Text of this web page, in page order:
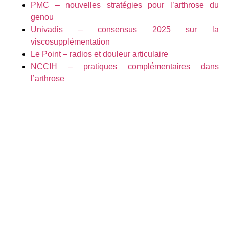
PMC – nouvelles stratégies pour l’arthrose du
genou
Univadis – consensus 2025 sur la
viscosupplémentation
Le Point – radios et douleur articulaire
NCCIH – pratiques complémentaires dans
l’arthrose